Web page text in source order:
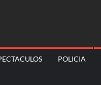
POLICIA